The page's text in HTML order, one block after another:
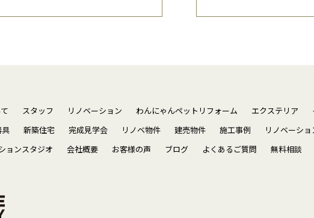
スタッフ リノベーション わんにゃんペットリフォーム エクステリア
新築住宅 完成見学会 リノベ物件 建売物件 施工事例 リノベーシ
ョンスタジオ
会社概要 お客様の声 ブログ よくあるご質問 無料相談